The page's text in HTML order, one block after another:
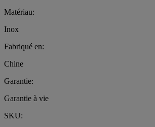
Matériau:
Inox
Fabriqué en:
Chine
Garantie:
Garantie à vie
SKU: